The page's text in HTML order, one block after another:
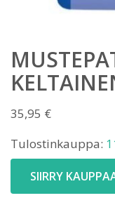
35,95 €
Tulostinkauppa:
SIIRRY